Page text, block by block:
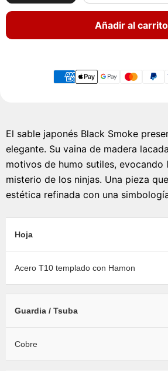
Añadir al carrito
El sable japonés Black Smoke
elegante. Su vaina de madera
motivos de humo sutiles, evocando
misterio de los ninjas. Una pieza
estética refinada con una
Hoja
Acero T10 templado con Hamon
Guardia / Tsuba
Cobre